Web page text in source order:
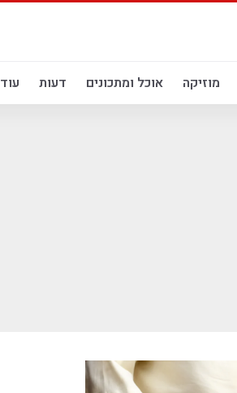
מוזיקה אוכל ומתכונים דעות עוד